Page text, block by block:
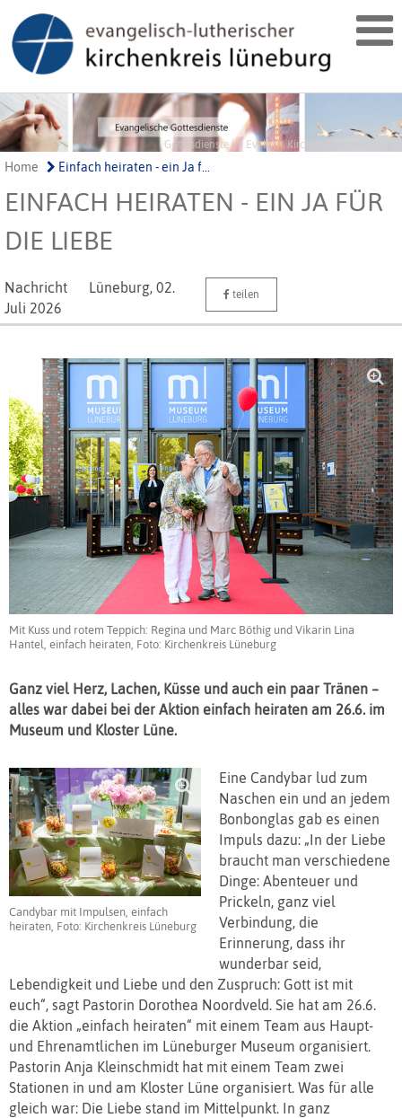
Gottesdienste im Ev.-luth. Kirchenkreis Lüneburg
Home Einfach heiraten - ein Ja f...
EINFACH HEIRATEN - EIN JA FÜR
DIE LIEBE
Nachricht Lüneburg, 02.
Juli 2026
teilen
Mit Kuss und rotem Teppich: Regina und Marc Böthig und Vikarin Lina
Hantel, einfach heiraten, Foto: Kirchenkreis Lüneburg
Ganz viel Herz, Lachen, Küsse und auch ein paar Tränen –
alles war dabei bei der Aktion einfach heiraten am 26.6. im
Museum und Kloster Lüne.
Candybar mit Impulsen, einfach
heiraten, Foto: Kirchenkreis Lüneburg
Eine Candybar lud zum
Naschen ein und an jedem
Bonbonglas gab es einen
Impuls dazu: „In der Liebe
braucht man verschiedene
Dinge: Abenteuer und
Prickeln, ganz viel
Verbindung, die
Erinnerung, dass ihr
wunderbar seid,
Lebendigkeit und Liebe und den Zuspruch: Gott ist mit
euch“, sagt Pastorin Dorothea Noordveld. Sie hat am 26.6.
die Aktion „einfach heiraten“ mit einem Team aus Haupt-
und Ehrenamtlichen im Lüneburger Museum organisiert.
Pastorin Anja Kleinschmidt hat mit einem Team zwei
Stationen in und am Kloster Lüne organisiert. Was für alle
gleich war: Die Liebe stand im Mittelpunkt. In ganz